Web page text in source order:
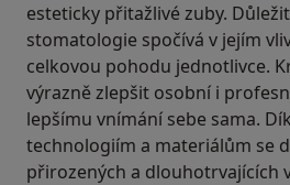
esteticky přitažlivé zuby.
stomatologie spočívá v jejím
celkovou pohodu jednotlivce.
výrazně zlepšit osobní i
lepšímu vnímání sebe sama.
technologiím a materiálům se
přirozených a dlouhotrvajících